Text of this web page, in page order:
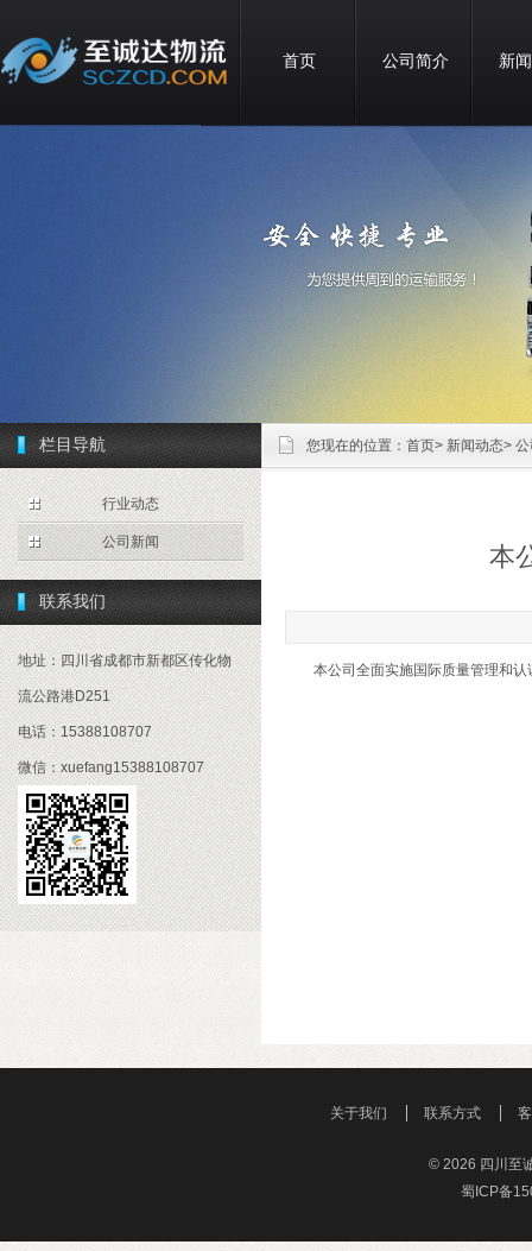
首页 公司简介 新
栏目导航
行业动态
公司新闻
联系我们
地址：四川省成都市新都区传化物
流公路港D251
电话：15388108707
微信：xuefang15388108707
您现在的位置： 首页> 新闻动态>
本
本公司全面实施国际质量管理和认
关于我们 联系方式
© 2026 四川至
蜀ICP备